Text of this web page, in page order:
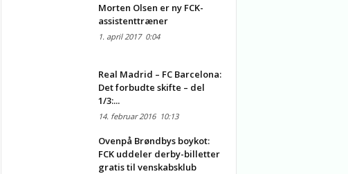
Morten Olsen er ny FCK-
assistenttræner
1. april 20170:04
Real Madrid – FC Barcelona:
Det forbudte skifte – del
1/3:...
14. februar 201610:13
Ovenpå Brøndbys boykot:
FCK uddeler derby-billetter
gratis til venskabsklub